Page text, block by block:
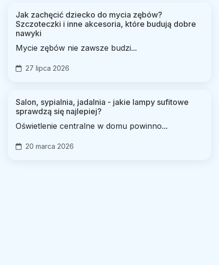
Jak zachęcić dziecko do mycia zębów?
Szczoteczki i inne akcesoria, które budują dobre
nawyki
Mycie zębów nie zawsze budzi...
27 lipca 2026
Salon, sypialnia, jadalnia - jakie lampy sufitowe
sprawdzą się najlepiej?
Oświetlenie centralne w domu powinno...
20 marca 2026